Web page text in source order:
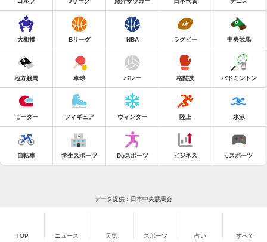
大相撲 Bリーグ NBA ラグビー 中央競馬
地方競馬 卓球 バレー 格闘技 バドミントン
モーター フィギュア ウィンター 陸上 水泳
自転車 学生スポーツ Doスポーツ ビジネス eスポーツ
データ提供：日本中央競馬会
TOP ニュース 天気 スポーツ 占い すべて